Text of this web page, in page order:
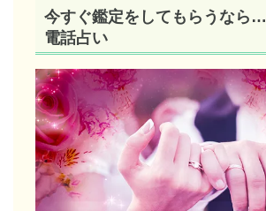
今すぐ鑑定をしてもらうなら
電話占い